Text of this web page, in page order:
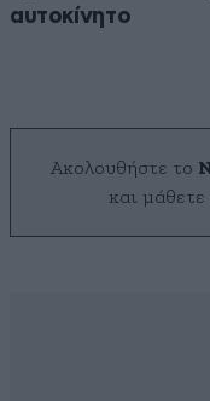
αυτοκίνητο
Ακολουθήστε το
και μάθετε